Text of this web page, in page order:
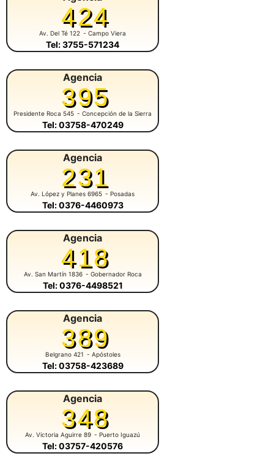
424
Av. Del Té 122 - Campo Viera
Tel: 3755-571234
Agencia
395
Presidente Roca 545 - Concepción de la Sierra
Tel: 03758-470249
Agencia
231
Av. López y Planes 6965 - Posadas
Tel: 0376-4460973
Agencia
418
Av. San Martín 1836 - Gobernador Roca
Tel: 0376-4498521
Agencia
389
Belgrano 421 - Apóstoles
Tel: 03758-423689
Agencia
348
Av. Victoria Aguirre 89 - Puerto Iguazú
Tel: 03757-420576